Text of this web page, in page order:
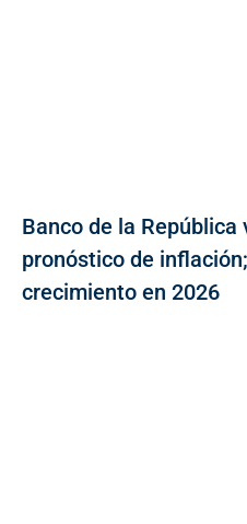
Banco de la República
pronóstico de
crecimiento en 2026